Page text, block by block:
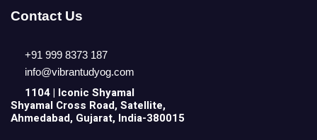
Contact Us
+91 999 8373 187
info@vibrantudyog.com
1104 | Iconic Shyamal
Shyamal Cross Road, Satellite,
Ahmedabad, Gujarat, India-380015